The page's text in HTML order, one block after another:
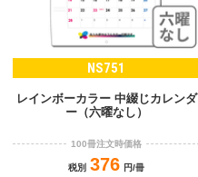
NS751
レインボーカラー 中綴じカレンダ
ー（六曜なし）
100冊注文時価格
税別 376 円/冊